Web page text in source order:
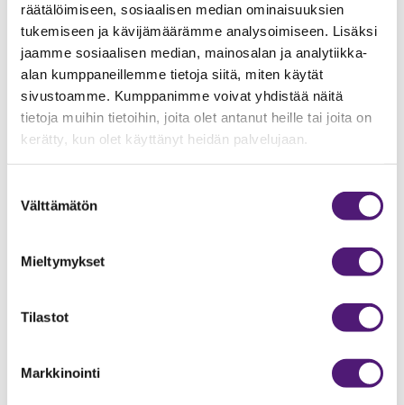
räätälöimiseen, sosiaalisen median ominaisuuksien
tukemiseen ja kävijämäärämme analysoimiseen. Lisäksi
jaamme sosiaalisen median, mainosalan ja analytiikka-
alan kumppaneillemme tietoja siitä, miten käytät
sivustoamme. Kumppanimme voivat yhdistää näitä
tietoja muihin tietoihin, joita olet antanut heille tai joita on
kerätty, kun olet käyttänyt heidän palvelujaan.
valinta
Välttämätön
Mieltymykset
Tilastot
Markkinointi
Kohteen jääkaappi on tyhjä ja mikäli sinne laittaa paljon
lämmintä juomaa tai kuljetuksessa lämmennyttä
ruokaa, ei jääkaapin sisälämpötila pysy optimaalisena
vaan se lämpiää. Viileneminen kestää tällöin pitkään ja
on vaarana että ruoka menee pilalle.
Suosittelemme laittamaan kaappiin ensin vain
pakolliset ruokatarvikkeet mitkä tarvitsevat
kylmäsäilytystä.
kylminä jääkaappiin.